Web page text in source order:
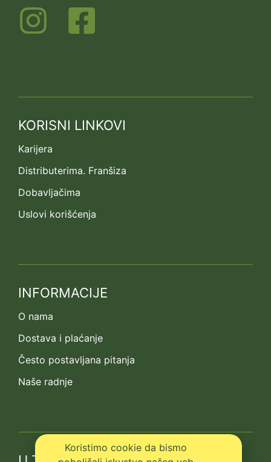
KORISNI LINKOVI
Karijera
Distributerima. Franšiza
Dobavljačima
Uslovi korišćenja
INFORMACIJE
O nama
Dostava i plaćanje
Često postavljana pitanja
Naše radnje
Koristimo cookie da bismo